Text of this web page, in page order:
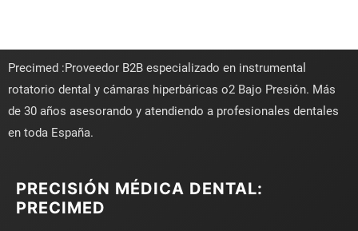
Precimed :Proveedor B2B especializado en instrumental
rotatorio dental y cámaras hiperbáricas o2 Bajo Presión. Más
de 30 años asesorando y atendiendo a profesionales dentales
en toda España.
PRECISIÓN MÉDICA DENTAL:
PRECIMED